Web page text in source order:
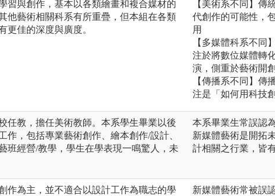
習與創作，基本以各類繪畫和複合媒材的
他藝術相關科系有所重疊，但本組在各類
更佳的深度與廣度。
【美術系不同】傳
代創作的可能性，
用
【多媒體科系不同
注於將數位媒體轉
演，側重於藝術開
【傳播系不同】傳
注是「如何用科技
任教，擔任美術教師。本系學生畢業以後
作，包括專業藝術創作、繪本創作/設計、
班經營/教學，學生在學表現一鳴驚人，未
本系畢業生常誤認
新媒體藝術是開拓
計相關之行業，皆
作為主，並不適合以設計工作為職志的學
新媒體藝術常被誤